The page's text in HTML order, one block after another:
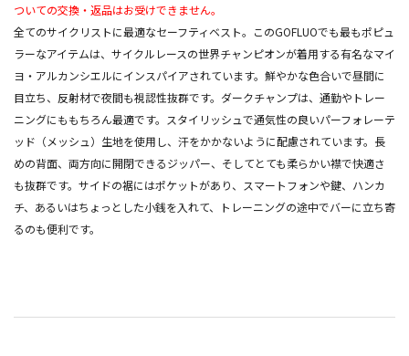
ついての交換・返品はお受けできません。
全てのサイクリストに最適なセーフティベスト。このGOFLUOでも最もポピュ
ラーなアイテムは、サイクルレースの世界チャンピオンが着用する有名なマイ
ヨ・アルカンシエルにインスパイアされています。鮮やかな色合いで昼間に
目立ち、反射材で夜間も視認性抜群です。ダークチャンプは、通勤やトレー
ニングにももちろん最適です。スタイリッシュで通気性の良いパーフォレーテ
ッド（メッシュ）生地を使用し、汗をかかないように配慮されています。長
めの背面、両方向に開閉できるジッパー、そしてとても柔らかい襟で快適さ
も抜群です。サイドの裾にはポケットがあり、スマートフォンや鍵、ハンカ
チ、あるいはちょっとした小銭を入れて、トレーニングの途中でバーに立ち寄
るのも便利です。